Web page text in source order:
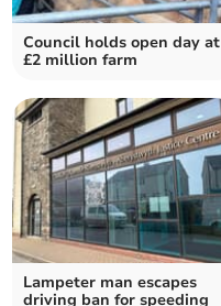
Council holds open day at
£2 million farm
Lampeter man escapes
driving ban for speeding